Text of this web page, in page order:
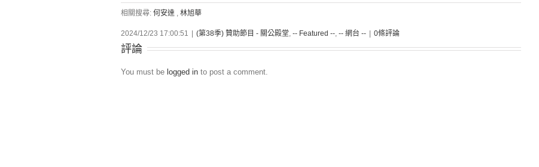
相關搜尋: 何安達 , 林旭華
2024/12/23 17:00:51 (第38季) 贊助節目 - 關公殿堂, -- Featured --, -- 網台 -- 0條評論
評論
You must be logged in to post a comment.